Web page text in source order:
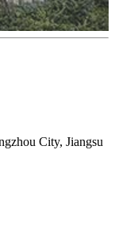
City, Jiangsu